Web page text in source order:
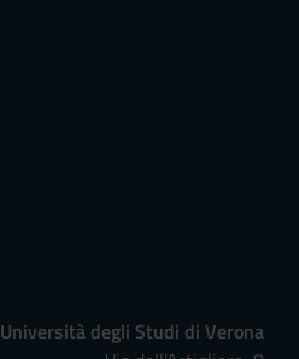
Università degli Studi di Verona